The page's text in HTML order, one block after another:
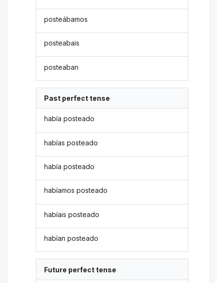
posteábamos
posteabais
posteaban
Past perfect tense
había posteado
habías posteado
había posteado
habíamos posteado
habíais posteado
habían posteado
Future perfect tense